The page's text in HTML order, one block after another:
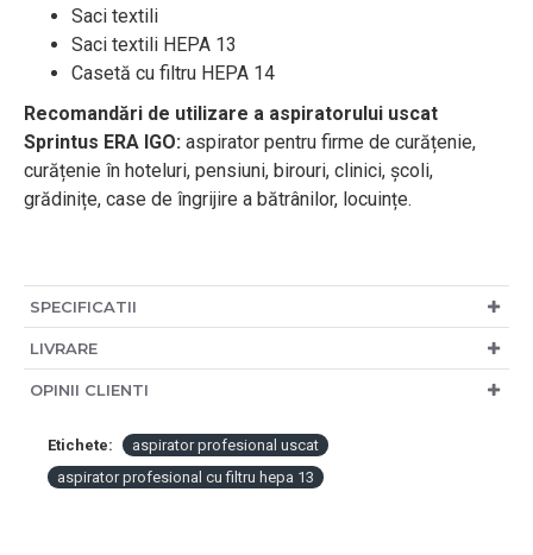
Saci textili
Saci textili HEPA 13
Casetă cu filtru HEPA 14
Recomandări de utilizare a aspiratorului uscat
Sprintus ERA IGO: aspirator pentru firme de curățenie,
curățenie în hoteluri, pensiuni, birouri, clinici, școli,
grădinițe, case de îngrijire a bătrânilor, locuințe.
SPECIFICATII
LIVRARE
OPINII CLIENTI
Etichete:
aspirator profesional uscat
aspirator profesional cu filtru hepa 13